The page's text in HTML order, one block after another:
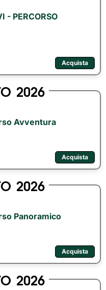
- PERCORSO
Acquista
2026
Avventura
Acquista
2026
Panoramico
Acquista
2026